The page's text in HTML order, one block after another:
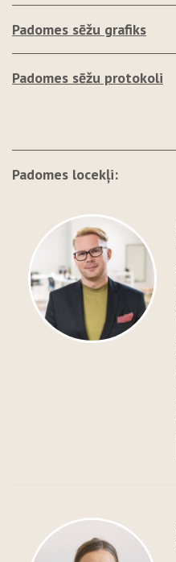
Padomes sēžu grafiks
Padomes sēžu protokoli
Padomes locekļi: